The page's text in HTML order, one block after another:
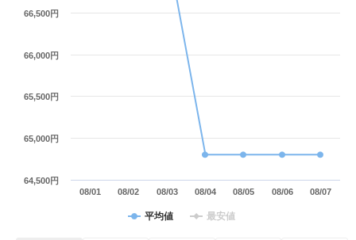
平均値 最安値
08/01 08/02 08/03 08/04 08/05 08/06 08/07
64,500円
65,000円
65,500円
66,000円
66,500円